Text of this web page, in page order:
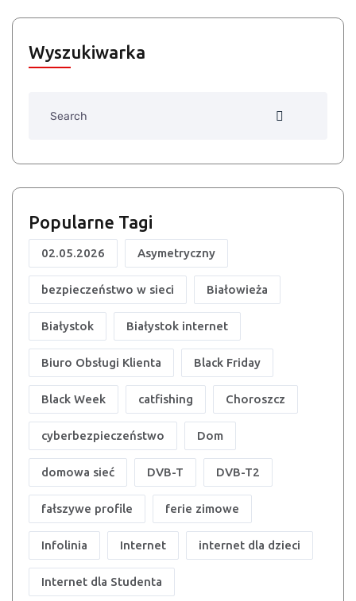
Wyszukiwarka
Popularne Tagi
02.05.2026 Asymetryczny
bezpieczeństwo w sieci Białowieża
Białystok Białystok internet
Biuro Obsługi Klienta Black Friday
Black Week catfishing Choroszcz
cyberbezpieczeństwo Dom
domowa sieć DVB-T DVB-T2
fałszywe profile ferie zimowe
Infolinia Internet internet dla dzieci
Internet dla Studenta